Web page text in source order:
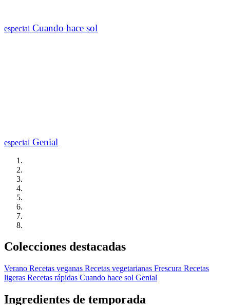
especial Cuando hace sol
especial Genial
Colecciones destacadas
Verano Recetas veganas Recetas vegetarianas Frescura Recetas
ligeras Recetas rápidas Cuando hace sol Genial
Ingredientes de temporada